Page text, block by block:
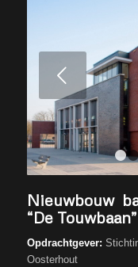
Nieuwbouw
“De Touwbaan”
Opdrachtgever:
Oosterhout